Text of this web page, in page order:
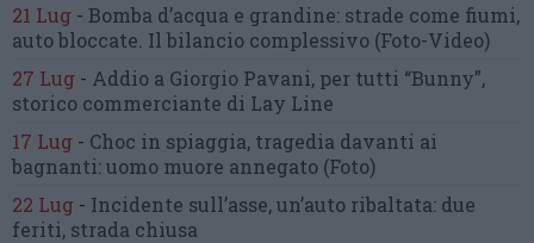
21 Lug - Bomba d’acqua e grandine: strade come fiumi,
auto bloccate. Il bilancio complessivo (Foto-Video)
27 Lug - Addio a Giorgio Pavani, per tutti “Bunny”,
storico commerciante di Lay Line
17 Lug - Choc in spiaggia, tragedia davanti ai
bagnanti:uomo muore annegato (Foto)
22 Lug - Incidente sull’asse, un’auto ribaltata: due
feriti, strada chiusa